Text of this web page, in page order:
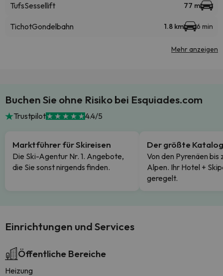
TufsSessellift 77 m
TichotGondelbahn 1.8 km 6 min
Mehr anzeigen
Buchen Sie ohne Risiko bei Esquiades.com
Trustpilot 4.4/5
Marktführer für Skireisen
Die Ski-Agentur Nr. 1. Angebote,
die Sie sonst nirgends finden.
Der größte Katalog
Von den Pyrenäen bis
Alpen. Ihr Hotel +
geregelt.
Einrichtungen und Services
Öffentliche Bereiche
Heizung